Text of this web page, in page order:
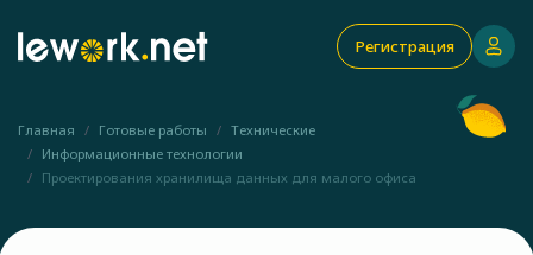
Регистрация
Главная Готовые работы
Технические
Информационные технологии
Проектирования хранилища данных для малого офиса